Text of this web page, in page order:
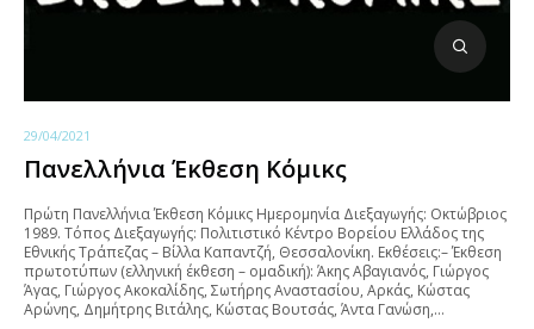
29/04/2021
Πανελλήνια Έκθεση Κόμικς
Πρώτη Πανελλήνια Έκθεση Κόμικς Ημερομηνία Διεξαγωγής: Οκτώβριος
1989. Τόπος Διεξαγωγής: Πολιτιστικό Κέντρο Βορείου Ελλάδος της
Εθνικής Τράπεζας – Βίλλα Καπαντζή, Θεσσαλονίκη. Εκθέσεις:– Έκθεση
πρωτοτύπων (ελληνική έκθεση – ομαδική): Άκης Αβαγιανός, Γιώργος
Άγας, Γιώργος Ακοκαλίδης, Σωτήρης Αναστασίου, Αρκάς, Κώστας
Αρώνης, Δημήτρης Βιτάλης, Κώστας Βουτσάς, Άντα Γανώση,…